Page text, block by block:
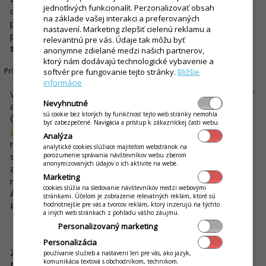
dezerty v zmysle 1 + 1 zadarmo? Ich hodnota by sa mohla
pohybovať na úrovni 4 EUR, no vy by ste ich ponúkali za
polovicu.Z pravidelnej 6-eurovej objednávky by sa razom
stala 8-eurová.
Príklad č. 3
Vyššie zmieňovaná automatická akcia na pizzu sa dá aplikovať
aj na webové objednávky (nielen v rámci dopravy zadarmo).
Čo sa týka vašich internetových zákazníkov a s nimi súvisiacim
online objednávaním
, môžete im ponúknuť ako odmenu za
registráciu napríkladzľavový kupón na prvý nákup. Takýmto
spôsobom ich nielenže motivujete k jednorazovému nákupu,
ale získate tiež ďalší cenný kontakt do vašej databázy, ktorý
môže pre vás v budúcnosti znamenať ďalšie zvýšenie tržieb.
Áno, aj toto všetko dokáže zautomatizovať váš systém iKelp
POS Mobile.
Zhrnutie
Zdá sa vám to všetko príliš komplikované a nerealizovateľné?
jednotlivých funkcionalít. Perzonalizovať obsah
na základe vašej interakci a preferovaných
nastavení. Marketing zlepšiť cielenú reklamu a
relevantnú pre vás. Údaje tak môžu byť
anonymne zdielané medzi našich partnerov,
ktorý nám dodávajú technologické vybavenie a
softvér pre fungovanie tejto stránky.Bližšie
informácie
Nevyhnutné
sú cookie bez ktorých by funkčnosť tejto web stránky nemohla
byť zabezpečené. Navigácia a prístup k zákazníckej časti webu.
Analýza
analytické cookies slúžiace majiteľom webstránok na
porozumenie správania návštevníkov webu zberom
anonymizovaných údajov o ich aktivite na webe.
Marketing
cookies slúžia na sledovanie návštevníkov medzi webovými
stránkami. Účelom je zobrazenie relevatných reklám, ktoré sú
hodnotnejšie pre vás a tvorcov reklám, ktorý inzerujú na týchto
a iných web stránkach z pohľadu vášho záujmu.
Personalizovaný marketing
Personalizácia
používanie služieb a nastavení len pre vás, ako jazyk,
komunikácia textová s obchodníkom, technikom.